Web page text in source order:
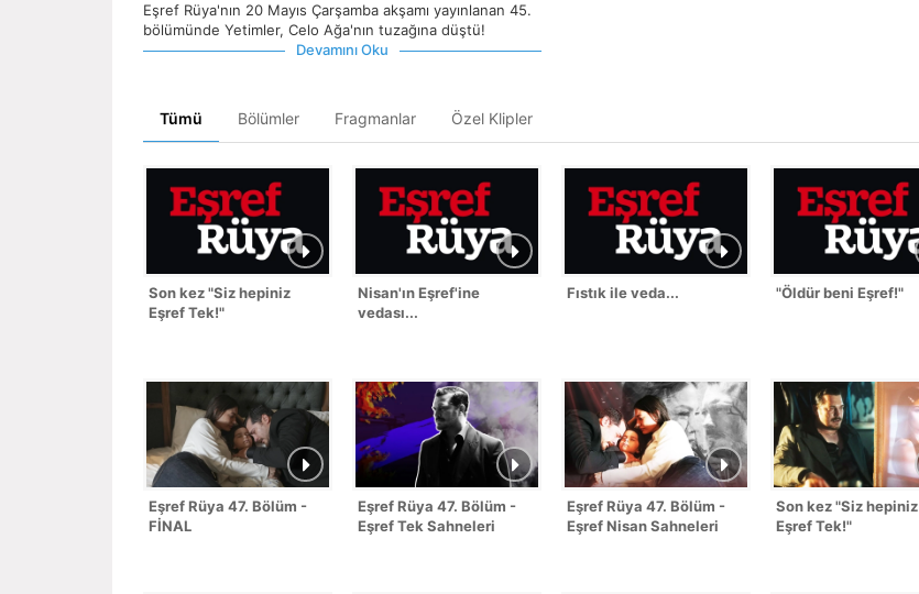
Eşref Rüya'nın 20 Mayıs Çarşamba akşamı yayınlanan 45.
bölümünde Yetimler, Celo Ağa'nın tuzağına düştü!
Devamını Oku
Tümü Bölümler Fragmanlar Özel Klipler
Son kez "Siz hepiniz
Eşref Tek!"
Nisan'ın Eşref'ine
vedası...
Fıstık ile veda... "Öldür beni Eşref!"
Eşref Rüya 47. Bölüm -
FİNAL
Eşref Rüya 47. Bölüm -
Eşref Tek Sahneleri
Eşref Rüya 47. Bölüm -
Eşref Nisan Sahneleri
Son kez "Siz hepiniz
Eşref Tek!"